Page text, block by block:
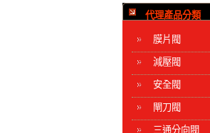
代理產品分類
膜片閥
減壓閥
安全閥
閘刀閥
三通分向閥